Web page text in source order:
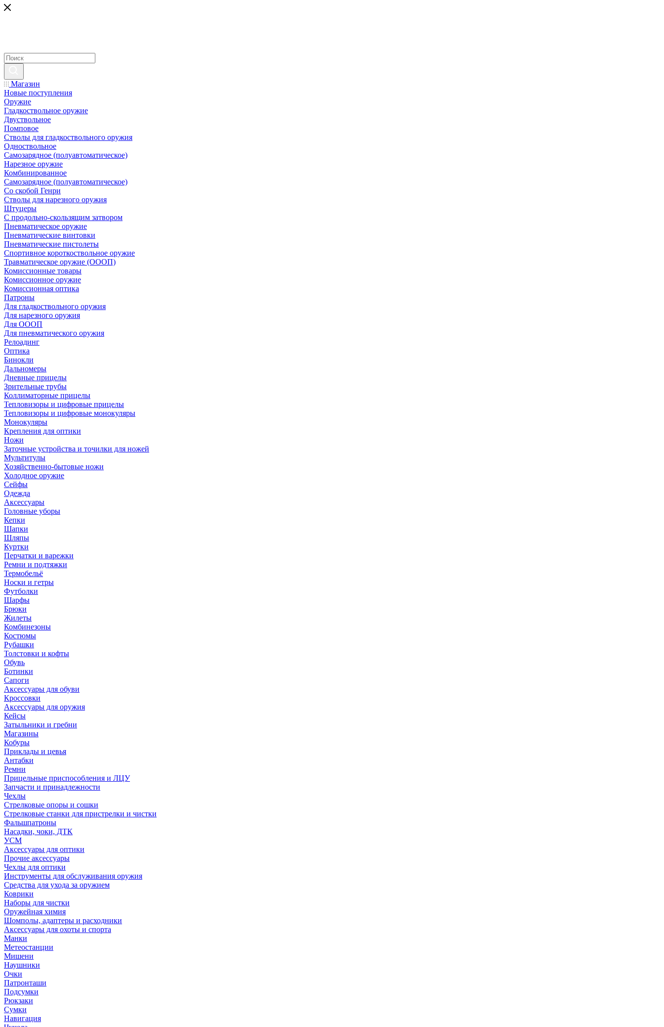
Магазин
Новые поступления
Оружие
Гладкоствольное оружие
Двуствольное
Помповое
Стволы для гладкоствольного оружия
Одноствольное
Самозарядное (полуавтоматическое)
Нарезное оружие
Комбинированное
Самозарядное (полуавтоматическое)
Со скобой Генри
Стволы для нарезного оружия
Штуцеры
С продольно-скользящим затвором
Пневматическое оружие
Пневматические винтовки
Пневматические пистолеты
Спортивное короткоствольное оружие
Травматическое оружие (ОООП)
Комиссионные товары
Комиссионное оружие
Комиссионная оптика
Патроны
Для гладкоствольного оружия
Для нарезного оружия
Для ОООП
Для пневматического оружия
Релоадинг
Оптика
Бинокли
Дальномеры
Дневные прицелы
Зрительные трубы
Коллиматорные прицелы
Тепловизоры и цифровые прицелы
Тепловизоры и цифровые монокуляры
Монокуляры
Крепления для оптики
Ножи
Заточные устройства и точилки для ножей
Мультитулы
Хозяйственно-бытовые ножи
Холодное оружие
Сейфы
Одежда
Аксессуары
Головные уборы
Кепки
Шапки
Шляпы
Куртки
Перчатки и варежки
Ремни и подтяжки
Термобельё
Носки и гетры
Футболки
Шарфы
Брюки
Жилеты
Комбинезоны
Костюмы
Рубашки
Толстовки и кофты
Обувь
Ботинки
Сапоги
Аксессуары для обуви
Кроссовки
Аксессуары для оружия
Кейсы
Затыльники и гребни
Магазины
Кобуры
Приклады и цевья
Антабки
Ремни
Прицельные приспособления и ЛЦУ
Запчасти и принадлежности
Чехлы
Стрелковые опоры и сошки
Стрелковые станки для пристрелки и чистки
Фальшпатроны
Насадки, чоки, ДТК
УСМ
Аксессуары для оптики
Прочие аксессуары
Чехлы для оптики
Инструменты для обслуживания оружия
Средства для ухода за оружием
Коврики
Наборы для чистки
Оружейная химия
Шомполы, адаптеры и расходники
Аксессуары для охоты и спорта
Манки
Метеостанции
Мишени
Наушники
Очки
Патронташи
Подсумки
Рюкзаки
Сумки
Навигация